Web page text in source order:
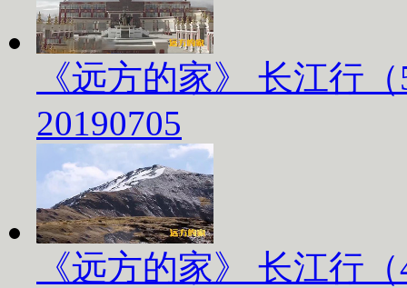
《远方的家》 长江行
20190705
《远方的家》 长江行